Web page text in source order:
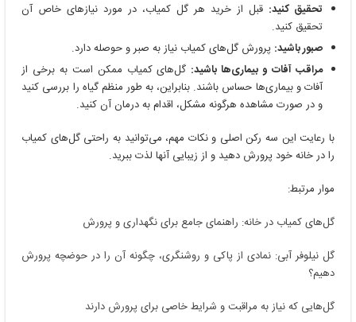
تحقیق کنید: قبل از خرید هر گل کمیاب، در مورد نیازهای خاص آن
تحقیق کنید.
صبور باشید: پرورش گل‌های کمیاب نیاز به صبر و حوصله دارد.
مراقب آفات و بیماری‌ها باشید: گل‌های کمیاب ممکن است به برخی از
آفات و بیماری‌ها حساس باشند. بنابراین، به طور منظم گیاه را بررسی کنید
و در صورت مشاهده هرگونه مشکل، اقدام به درمان آن کنید.
با رعایت این سه رکن اصلی و نکات مهم، می‌توانید به راحتی گل‌های کمیاب
را در خانه خود پرورش دهید و از زیبایی آنها لذت ببرید.
موار مرتبط:
گل‌های کمیاب در خانه: راهنمای جامع برای نگهداری و پرورش
گل نیلوفر آبی: نمادی از پاکی و روشنگری، چگونه آن را در حوضچه پرورش
دهیم؟
گل‌هایی که نیاز به مراقبت و شرایط خاصی برای پرورش دارند